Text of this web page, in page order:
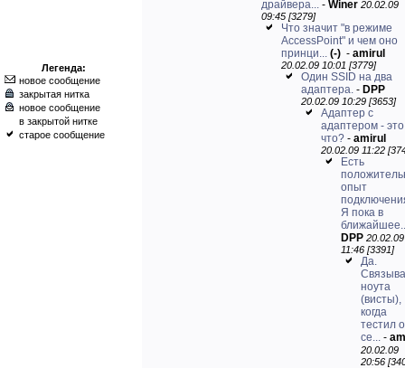
Легенда:
новое сообщение
закрытая нитка
новое сообщение
в закрытой нитке
старое сообщение
драйвера... - Winer 20.02.09
09:45 [3279]
Что значит "в режиме
AccessPoint" и чем оно
принци... (-) - amirul
20.02.09 10:01 [3779]
Один SSID на два
адаптера. - DPP
20.02.09 10:29 [3653]
Адаптер с
адаптером - это
что? - amirul
20.02.09 11:22
Есть
опыт
Я пока в
DPP 20.02.09
11:46 [3391]
Да.
ноута
(висты),
когда
тестил
се... -
20.02.09
20:56